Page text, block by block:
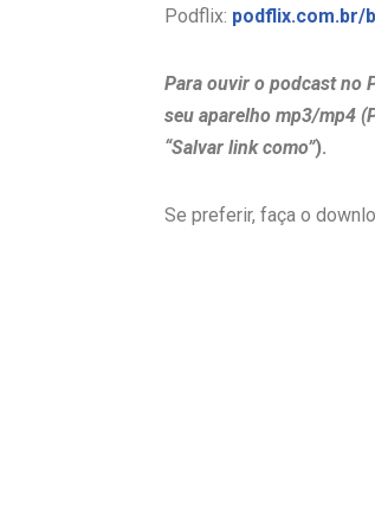
Podflix: podflix.com.br/
Para ouvir o podcast no
seu aparelho mp3/mp4
“Salvar link como”).
Se preferir, faça o